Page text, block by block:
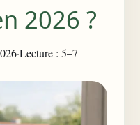
2026 ?
·Lecture : 5–7